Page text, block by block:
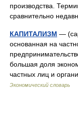
производства.
сравнительно
КАПИТАЛИЗМ —
основанная на
большая доля
частных лиц и
Экономический словарь